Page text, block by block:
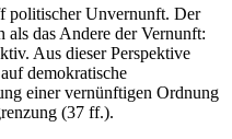
politischer Unvernunft. Der
als das Andere der Vernunft:
Aus dieser Perspektive
demokratische
einer vernünftigen Ordnung
(37 ff.).